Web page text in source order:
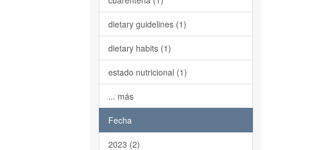
dietary guidelines (1)
dietary habits (1)
estado nutricional (1)
... más
Fecha
2023 (2)